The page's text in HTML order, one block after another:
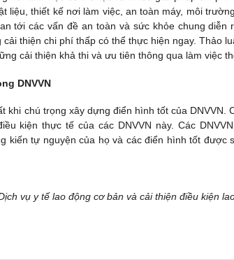
liệu, thiết kế nơi làm việc, an toàn máy, môi
tới các vấn đề an toàn và sức khỏe chung diễn
thiện chi phí thấp có thể thực hiện ngay. Thảo
cải thiện khả thi và ưu tiên thông qua làm việc
DNVVN
khi chú trọng xây dựng điển hình tốt của DNVVN.
kiện thực tế của các DNVVN này. Các
kiến tự nguyện của họ và các điển hình tốt được
vụ y tế lao động cơ bản và cải thiện điều kiện